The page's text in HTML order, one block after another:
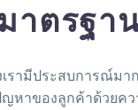
าตรฐ
รามีประสบการณ์มา
หาของลูกค้าด้วยคว